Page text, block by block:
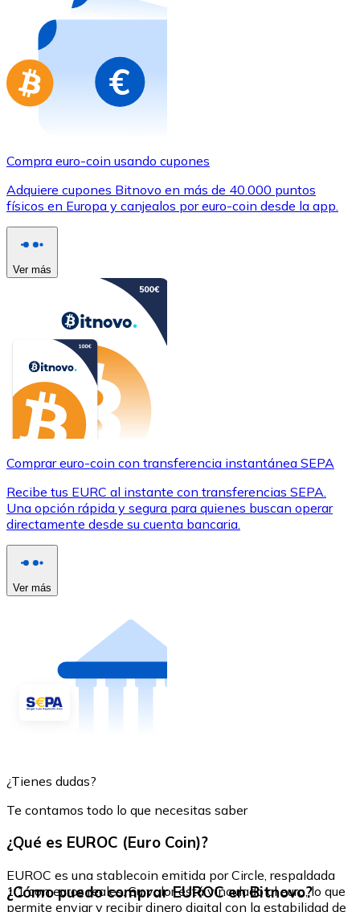
Compra tarjetas regalo de tus marcas favoritas con
Ir a la tienda de tarjetas regalo
Compra euro-coin usando cupones
Adquiere cupones Bitnovo en más de 40.000 puntos
físicos en Europa y canjealos por euro-coin desde la app.
Ver más
Comprar euro-coin con transferencia instantánea SEPA
Recibe tus EURC al instante con transferencias SEPA.
Una opción rápida y segura para quienes buscan operar
directamente desde su cuenta bancaria.
Ver más
¿Tienes dudas?
Te contamos todo lo que necesitas saber
¿Qué es EUROC (Euro Coin)?
EUROC es una stablecoin emitida por Circle, respaldada
1:1 con euros reales. Su valor está vinculado al euro, lo que
permite enviar y recibir dinero digital con la estabilidad de
¿Cómo puedo comprar EUROC en Bitnovo?